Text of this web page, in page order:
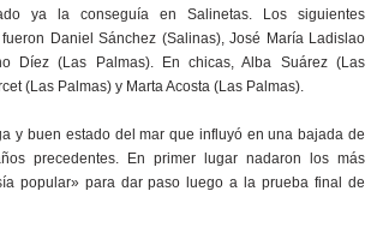
ya la conseguía en Salinetas. Los siguientes
Daniel Sánchez (Salinas), José María Ladislao
Díez (Las Palmas). En chicas, Alba Suárez (Las
(Las Palmas) y Marta Acosta (Las Palmas).
y buen estado del mar que influyó en una bajada de
precedentes. En primer lugar nadaron los más
popular» para dar paso luego a la prueba final de